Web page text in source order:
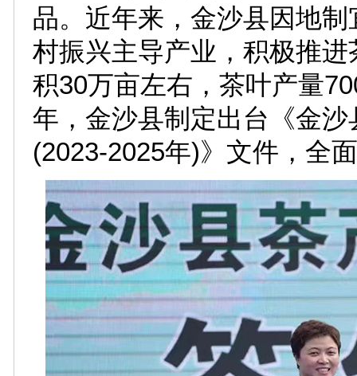
品。近年来，金沙县因地
村振兴主导产业，积极推
积30万亩左右，茶叶产量
年，金沙县制定出台《金
(2023-2025年)》文件，全